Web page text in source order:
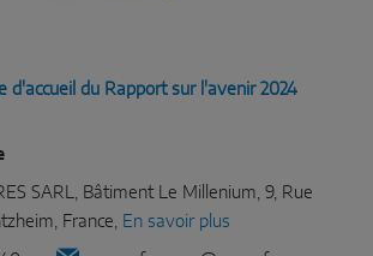
d'accueil du Rapport sur l'avenir 2024
SARL, Bâtiment Le Millenium, 9, Rue
France, En savoir plus